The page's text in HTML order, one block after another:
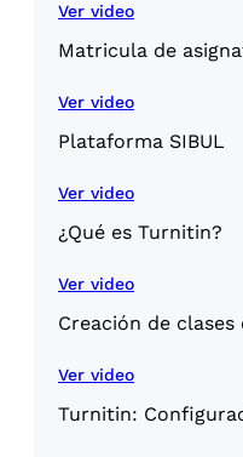
Ver video
Matricula de
Ver video
Plataforma SIBUL
Ver video
¿Qué es Turnitin?
Ver video
Creación de
Ver video
Turnitin: